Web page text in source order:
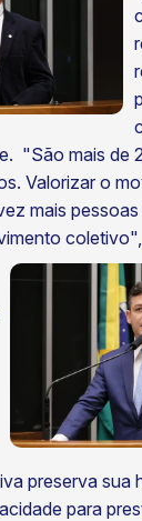
"São mais de
Valorizar o
mais
preserva sua
para